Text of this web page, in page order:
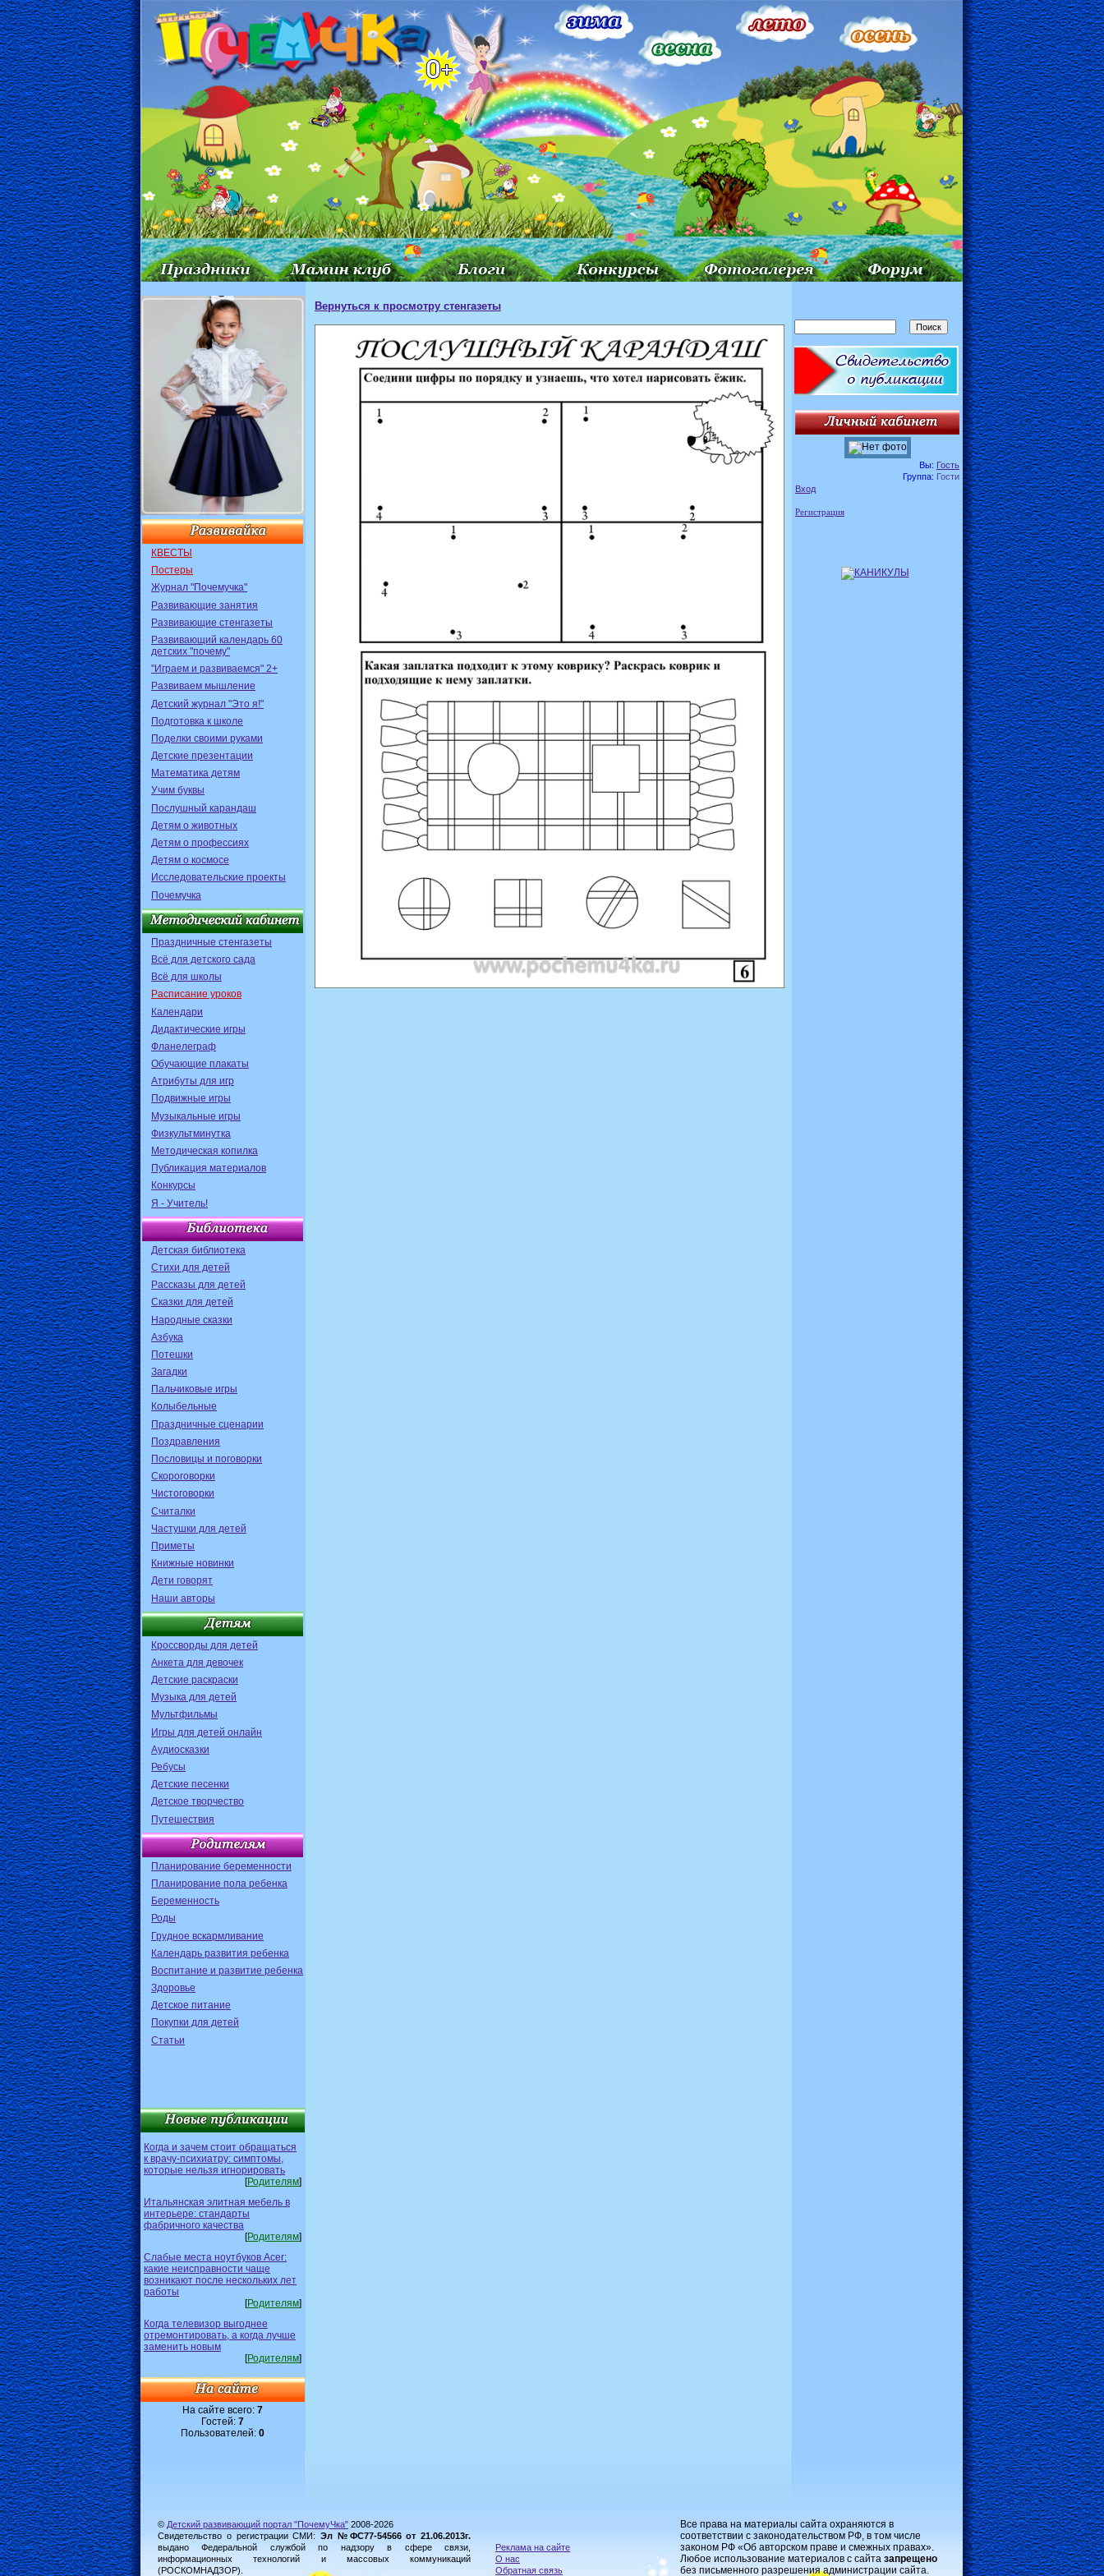
КВЕСТЫ
Постеры
Журнал "Почемучка"
Развивающие занятия
Развивающие стенгазеты
Развивающий календарь 60
детских "почему"
"Играем и развиваемся" 2+
Развиваем мышление
Детский журнал "Это я!"
Подготовка к школе
Поделки своими руками
Детские презентации
Математика детям
Учим буквы
Послушный карандаш
Детям о животных
Детям о профессиях
Детям о космосе
Исследовательские проекты
Почемучка
Праздничные стенгазеты
Всё для детского сада
Всё для школы
Расписание уроков
Календари
Дидактические игры
Фланелеграф
Обучающие плакаты
Атрибуты для игр
Подвижные игры
Музыкальные игры
Физкультминутка
Методическая копилка
Публикация материалов
Конкурсы
Я - Учитель!
Детская библиотека
Стихи для детей
Рассказы для детей
Сказки для детей
Народные сказки
Азбука
Потешки
Загадки
Пальчиковые игры
Колыбельные
Праздничные сценарии
Поздравления
Пословицы и поговорки
Скороговорки
Чистоговорки
Считалки
Частушки для детей
Приметы
Книжные новинки
Дети говорят
Наши авторы
Кроссворды для детей
Анкета для девочек
Детские раскраски
Музыка для детей
Мультфильмы
Игры для детей онлайн
Аудиосказки
Ребусы
Детские песенки
Детское творчество
Путешествия
Планирование беременности
Планирование пола ребенка
Беременность
Роды
Грудное вскармливание
Календарь развития ребенка
Воспитание и развитие ребенка
Здоровье
Детское питание
Покупки для детей
Статьи
Когда и зачем стоит обращаться
к врачу-психиатру: симптомы,
которые нельзя игнорировать
[Родителям]
Итальянская элитная мебель в
интерьере: стандарты
фабричного качества
[Родителям]
Слабые места ноутбуков Acer:
какие неисправности чаще
возникают после нескольких лет
работы
[Родителям]
Когда телевизор выгоднее
отремонтировать, а когда лучше
заменить новым
[Родителям]
На сайте всего: 7
Гостей: 7
Пользователей: 0
Вернуться к просмотру стенгазеты
Вы: Гость
Группа: Гости
Вход
Регистрация
© Детский развивающий портал "ПочемуЧка" 2008-2026
Свидетельство о регистрации СМИ: Эл №ФС77-54566 от 21.06.2013г.
выдано Федеральной службой по надзору в сфере связи,
информационных технологий и массовых коммуникаций
(РОСКОМНАДЗОР).
Реклама на сайте
О нас
Обратная связь
Все права на материалы сайта охраняются в
соответствии с законодательством РФ, в том числе
законом РФ «Об авторском праве и смежных правах».
Любое использование материалов с сайта запрещено
без письменного разрешения администрации сайта.